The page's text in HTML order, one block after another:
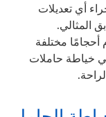
أي تعديلات
المثالي.
أحجامًا مختلفة
خياطة حاملات